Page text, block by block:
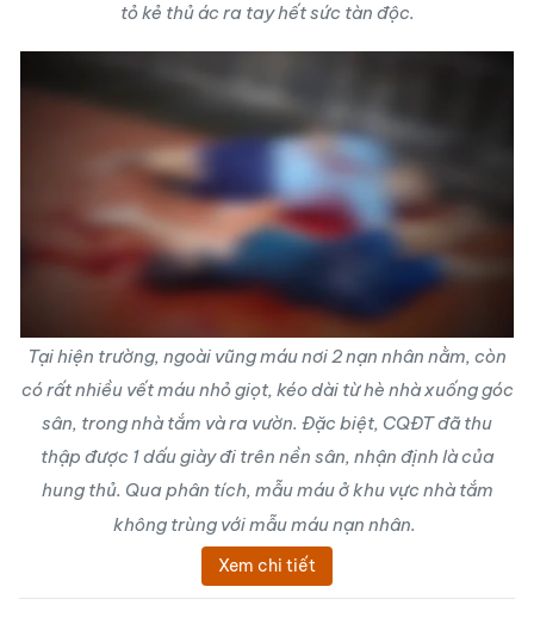
tỏ kẻ thủ ác ra tay hết sức tàn độc.
Tại hiện trường, ngoài vũng máu nơi 2 nạn nhân nằm, còn
có rất nhiều vết máu nhỏ giọt, kéo dài từ hè nhà xuống góc
sân, trong nhà tắm và ra vườn. Đặc biệt, CQĐT đã thu
thập được 1 dấu giày đi trên nền sân, nhận định là của
hung thủ. Qua phân tích, mẫu máu ở khu vực nhà tắm
không trùng với mẫu máu nạn nhân.
Xem chi tiết